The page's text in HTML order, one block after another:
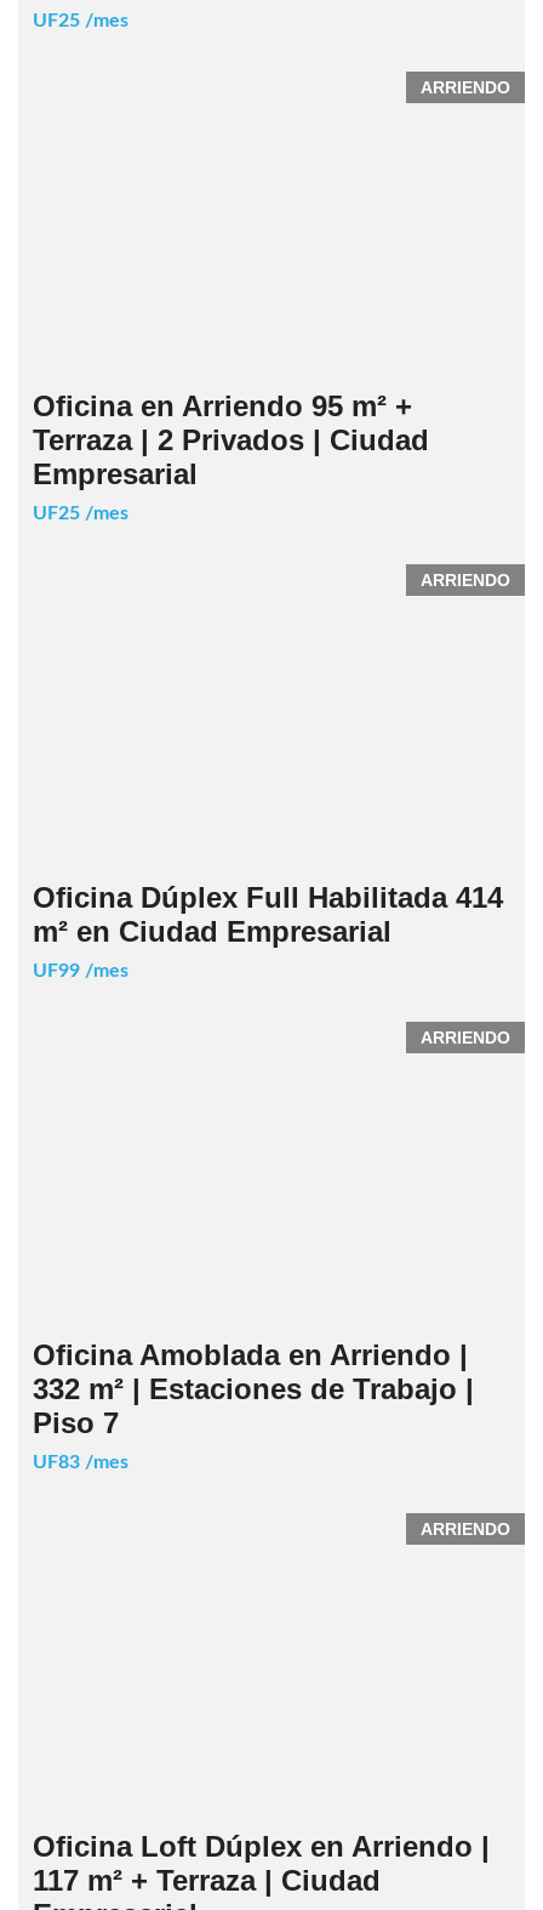
UF25 /mes
ARRIENDO
Oficina en Arriendo 95 m² +
Terraza | 2 Privados | Ciudad
Empresarial
UF25 /mes
ARRIENDO
Oficina Dúplex Full Habilitada 414
m² en Ciudad Empresarial
UF99 /mes
ARRIENDO
Oficina Amoblada en Arriendo |
332 m² | Estaciones de Trabajo |
Piso 7
UF83 /mes
ARRIENDO
Oficina Loft Dúplex en Arriendo |
117 m² + Terraza | Ciudad